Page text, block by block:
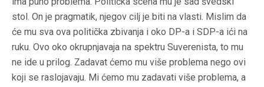
stol. On je pragmatik, njegov cilj je biti na vlasti. Mislim da
će mu sva ova politička zbivanja i oko DP-a i SDP-a ići na
ruku. Ovo oko okrupnjavaja na spektru Suverenista, to mu
ne ide u prilog. Zadavat ćemo mu više problema nego ovi
koji se raslojavaju. Mi ćemo mu zadavati više problema, a